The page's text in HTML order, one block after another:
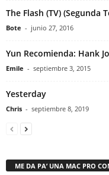
The Flash (TV) (Segunda
Bote - junio 27, 2016
Yun Recomienda: Hank
Emile - septiembre 3, 2015
Yesterday
Chris - septiembre 8, 2019
ME DA PA’ UNA MAC PRO